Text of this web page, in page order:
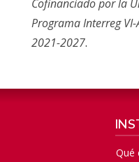
Cofinanciado por la
Programa Interreg VI-
2021-2027.
Qué